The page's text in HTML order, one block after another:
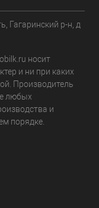
Гагаринский р-н, д
носит
и ни при каких
Производитель
любых
и
порядке.